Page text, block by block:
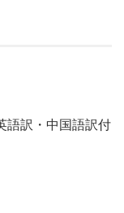
語訳・中国語訳付